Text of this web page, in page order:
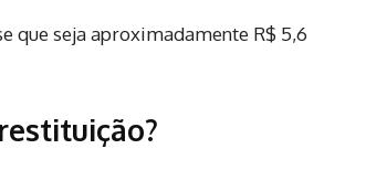
que seja aproximadamente R$ 5,6